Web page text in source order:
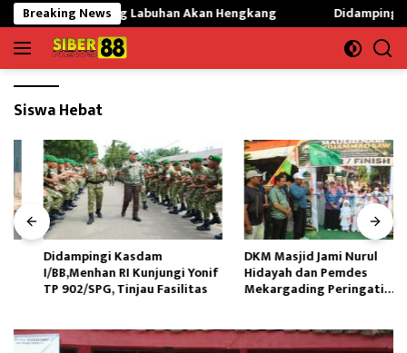
Langsung
ke
konten
Breaking News
01 Gunung Labuhan Akan Hengkang Didampingi
Siswa Hebat
Didampingi Kasdam
I/BB,Menhan RI Kunjungi Yonif
TP 902/SPG, Tinjau Fasilitas
DKM Masjid Jami Nurul
Hidayah dan Pemdes
Mekargading Peringati